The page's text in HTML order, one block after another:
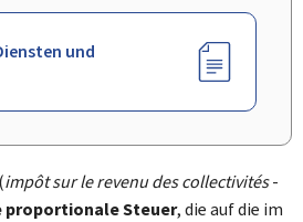
und
impôt sur le revenu des collectivités-
proportionale Steuer, die auf die im